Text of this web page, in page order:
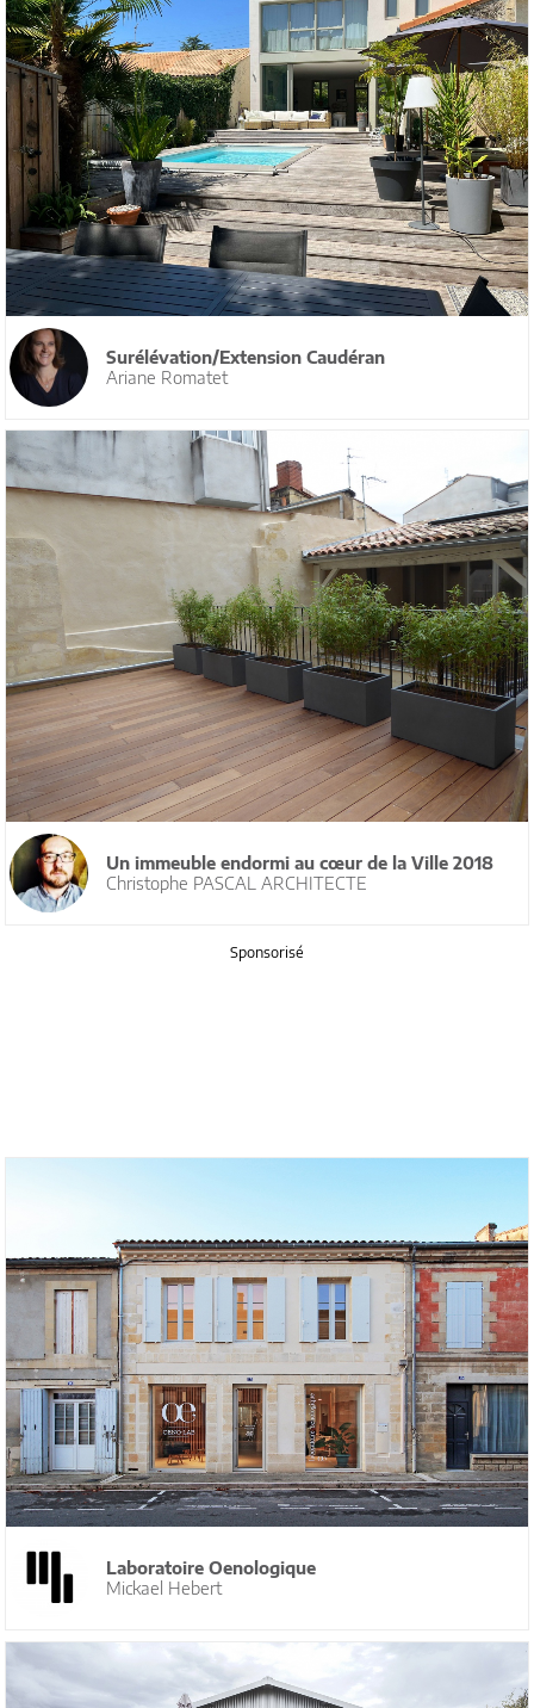
Surélévation/Extension Caudéran
Ariane Romatet
Un immeuble endormi au cœur de la Ville 2018
Christophe PASCAL ARCHITECTE
Sponsorisé
Laboratoire Oenologique
Mickael Hebert